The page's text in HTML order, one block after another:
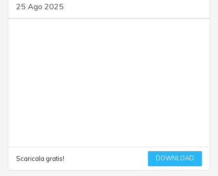
25 Ago 2025
Scaricala gratis! DOWNLOAD